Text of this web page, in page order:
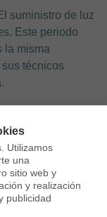
suministro de luz
Este periodo
la misma
técnicos
ponerte en
oferta en luz
¡Ahorra hasta
Utilizamos
una
sitio web y
y realización
publicidad